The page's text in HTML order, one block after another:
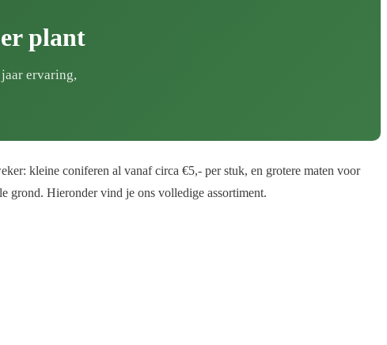
plant
ervaring,
kleine coniferen al vanaf circa €5,- per stuk, en grotere maten voor
grond. Hieronder vind je ons volledige assortiment.